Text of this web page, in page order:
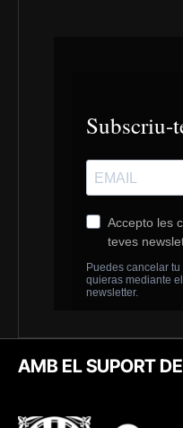
AMB EL SUPORT DE